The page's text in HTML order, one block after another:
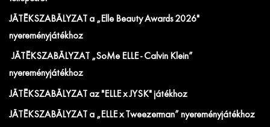
JÁTÉKSZABÁLYZAT a „Elle Beauty Awards 2026"
nyereményjátékhoz
JÁTÉKSZABÁLYZAT „SoMe ELLE - Calvin Klein”
nyereményjátékhoz
JÁTÉKSZABÁLYZAT az "ELLE x JYSK" játékhoz
JÁTÉKSZABÁLYZAT a „ELLE x Tweezerman” nyereményjátékhoz